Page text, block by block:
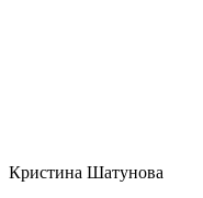
Кристина Шатунова